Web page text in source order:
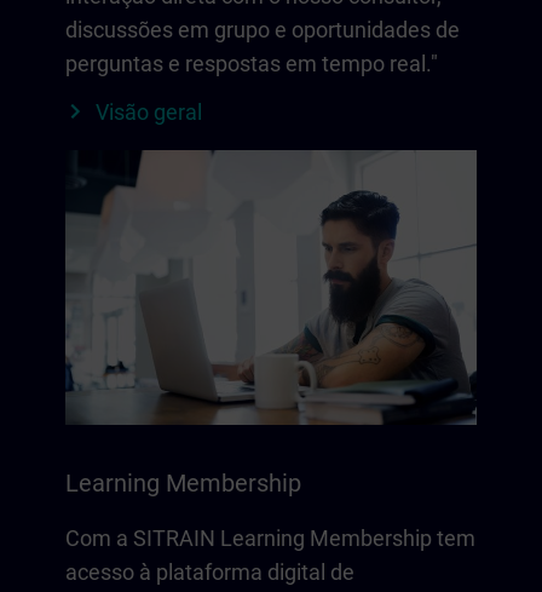
discussões em grupo e oportunidades de
perguntas e respostas em tempo real."
Visão geral
Learning Membership
Com a SITRAIN Learning Membership tem
acesso à plataforma digital de